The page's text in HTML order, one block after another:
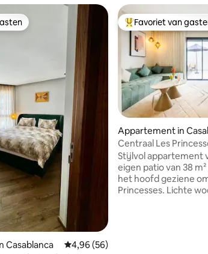
Casablanca Gemiddelde beoordeling van 4,96
4,96 (56)
Topfavoriet van
Favoriet van
Appartement in
Centraal Les
en
Stijlvol appartement
eigen patio van 38
het hoofd geziene
Princesses. Lichte